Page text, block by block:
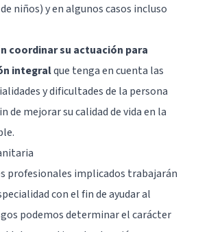
niños) y en algunos casos incluso
coordinar su actuación para
integralque tenga en cuenta las
y dificultades de la persona
de mejorar su calidad de vida en la
profesionales implicados trabajarán
con el fin de ayudar al
podemos determinar el carácter